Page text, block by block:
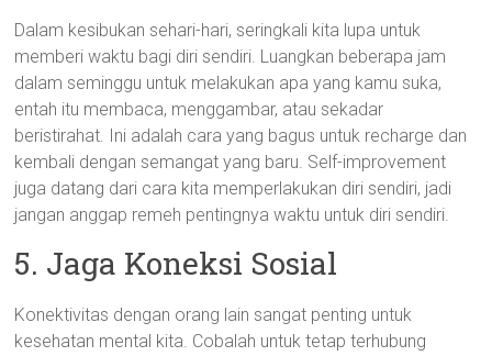
Dalam kesibukan sehari-hari, seringkali kita lupa untuk
memberi waktu bagi diri sendiri. Luangkan beberapa jam
dalam seminggu untuk melakukan apa yang kamu suka,
entah itu membaca, menggambar, atau sekadar
beristirahat. Ini adalah cara yang bagus untuk recharge dan
kembali dengan semangat yang baru. Self-improvement
juga datang dari cara kita memperlakukan diri sendiri, jadi
jangan anggap remeh pentingnya waktu untuk diri sendiri.
5. Jaga Koneksi Sosial
Konektivitas dengan orang lain sangat penting untuk
kesehatan mental kita. Cobalah untuk tetap terhubung